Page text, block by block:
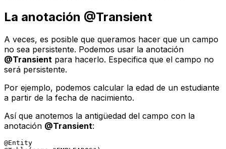
La anotación @Transient
A veces, es posible que queramos hacer que un campo
no sea persistente. Podemos usar la anotación
@Transient para hacerlo. Especifica que el campo no
será persistente.
Por ejemplo, podemos calcular la edad de un estudiante
a partir de la fecha de nacimiento.
Así que anotemos la antigüedad del campo con la
anotación @Transient:
@Entity